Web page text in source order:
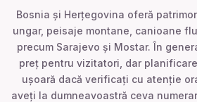
Bosnia și Herțegovina oferă
ungar, peisaje montane, canioane
precum Sarajevo și Mostar. În
preț pentru vizitatori, dar
ușoară dacă verificați cu atenție
aveți la dumneavoastră ceva